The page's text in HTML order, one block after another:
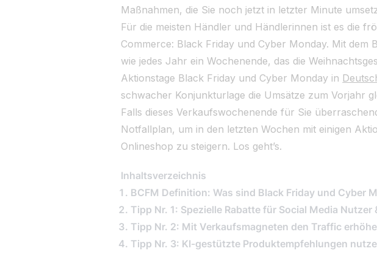
Maßnahmen, die Sie noch jetzt in letzter Minute
Für die meisten Händler und Händlerinnen ist es die
Commerce: Black Friday und Cyber Monday. Mit dem
wie jedes Jahr ein Wochenende, das die
Aktionstage Black Friday und Cyber Monday in
schwacher Konjunkturlage die Umsätze zum Vorjahr
Falls dieses Verkaufswochenende für Sie
Notfallplan, um in den letzten Wochen mit einigen
Onlineshop zu steigern. Los geht’s.
Inhaltsverzeichnis
BCFM Definition: Was sind Black Friday und Cyber
Tipp Nr. 1: Spezielle Rabatte für Social Media
Tipp Nr. 2: Mit Verkaufsmagneten den Traffic
Tipp Nr. 3: KI-gestützte Produktempfehlungen